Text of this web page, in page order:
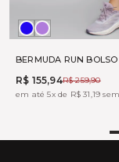
BERMUDA RUN
R$ 155,94R$ 259,90
em até 5x de R$ 31,19
MARINHO
LAVANDA